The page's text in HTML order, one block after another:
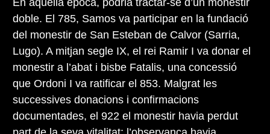
En aquella època, podria tractar-se d’un monestir
doble. El 785, Samos va participar en la fundació
del monestir de San Esteban de Calvor (Sarria,
Lugo). A mitjan segle IX, el rei Ramir I va donar el
monestir a l’abat i bisbe Fatalis, una concessió
que Ordoni I va ratificar el 853. Malgrat les
successives donacions i confirmacions
documentades, el 922 el monestir havia perdut